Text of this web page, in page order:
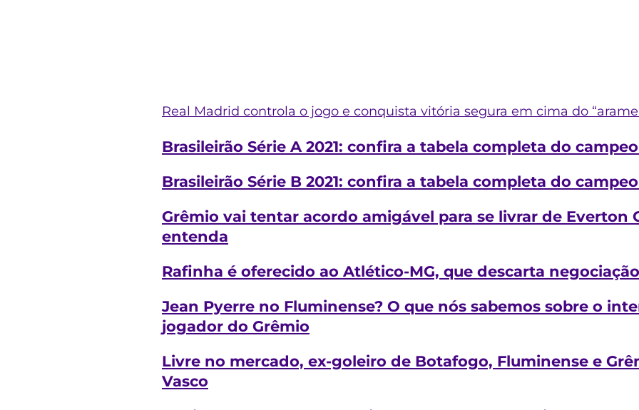
Real Madrid controla o jogo e conquista vitória segura em cima do
Brasileirão Série A 2021: confira a tabela completa do
Brasileirão Série B 2021: confira a tabela completa do
Grêmio vai tentar acordo amigável para se livrar de Everton
entenda
Rafinha é oferecido ao Atlético-MG, que descarta
Jean Pyerre no Fluminense? O que nós sabemos sobre o
jogador do Grêmio
Livre no mercado, ex-goleiro de Botafogo, Fluminense e
Vasco